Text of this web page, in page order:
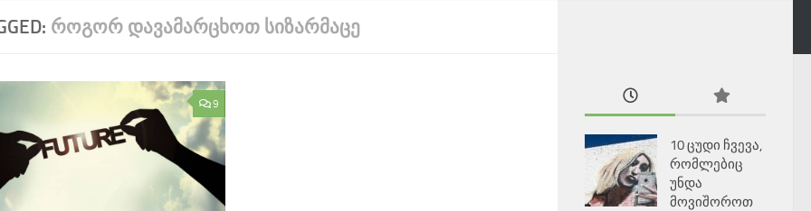
ᲠᲝᲒᲝᲠ ᲓᲐᲕᲐᲛᲐᲠᲪᲮᲝᲗ ᲡᲘᲖᲐᲠᲛᲐᲪᲔ
9
10 ცუდი ჩვევა,
რომლებიც
უნდა
მოვიშოროთ